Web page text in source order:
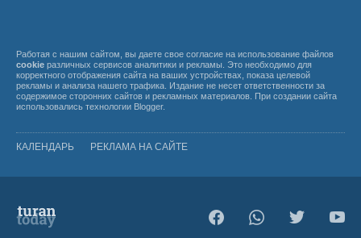
Работая с нашим сайтом, вы даете свое согласие на использование файлов
cookie различных сервисов аналитики и рекламы. Это необходимо для
корректного отображения сайта на ваших устройствах, показа целевой
рекламы и анализа нашего трафика. Издание не несет ответственности за
содержимое сторонних сайтов и рекламных материалов. При создании сайта
использовались технологии Blogger.
КАЛЕНДАРЬ РЕКЛАМА НА САЙТЕ